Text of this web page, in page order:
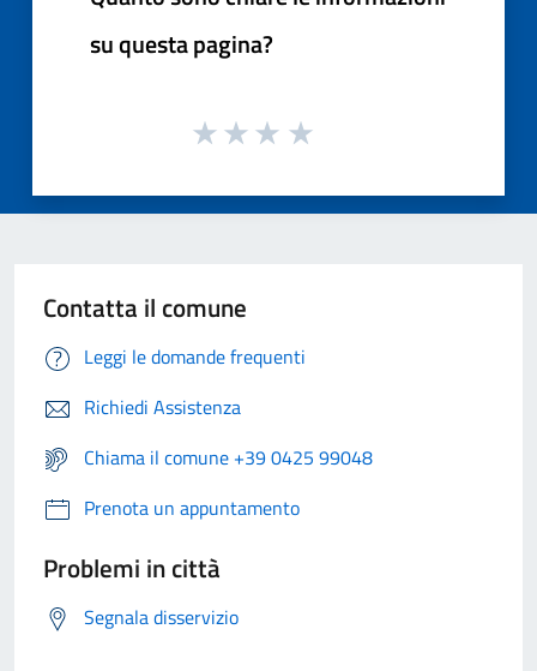
su questa pagina?
Contatta il comune
Leggi le domande frequenti
Richiedi Assistenza
Chiama il comune +39 0425 99048
Prenota un appuntamento
Problemi in città
Segnala disservizio